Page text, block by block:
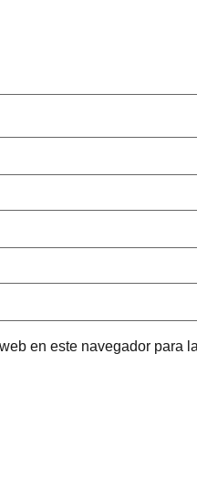
en este navegador para